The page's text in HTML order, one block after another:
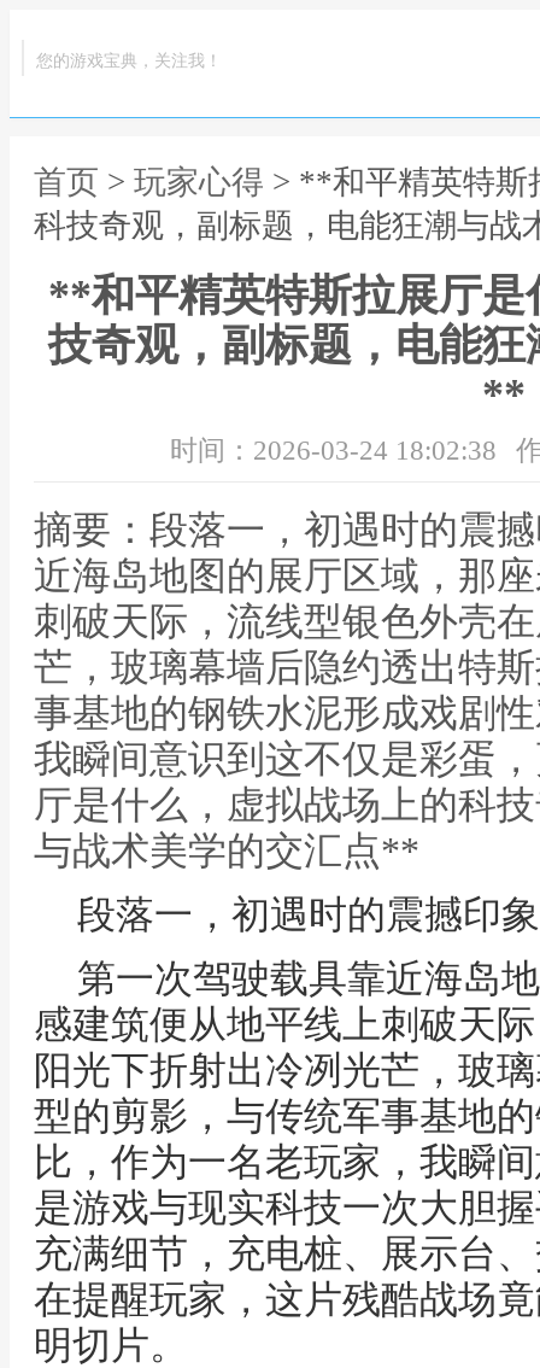
您的游戏宝典，关注我！
首页 > 玩家心得 > **和平精英特斯
科技奇观，副标题，电能狂潮与战
**和平精英特斯拉展厅
技奇观，副标题，电能
**
时间：2026-03-24 18:02:38
摘要：段落一，初遇时的震
近海岛地图的展厅区域，那
刺破天际，流线型银色外壳
芒，玻璃幕墙后隐约透出特
事基地的钢铁水泥形成戏剧
我瞬间意识到这不仅是彩蛋
厅是什么，虚拟战场上的科
与战术美学的交汇点**
段落一，初遇时的震撼印
第一次驾驶载具靠近海岛
感建筑便从地平线上刺破天
阳光下折射出冷冽光芒，玻
型的剪影，与传统军事基地
比，作为一名老玩家，我瞬
是游戏与现实科技一次大胆
充满细节，充电桩、展示台
在提醒玩家，这片残酷战场
明切片。